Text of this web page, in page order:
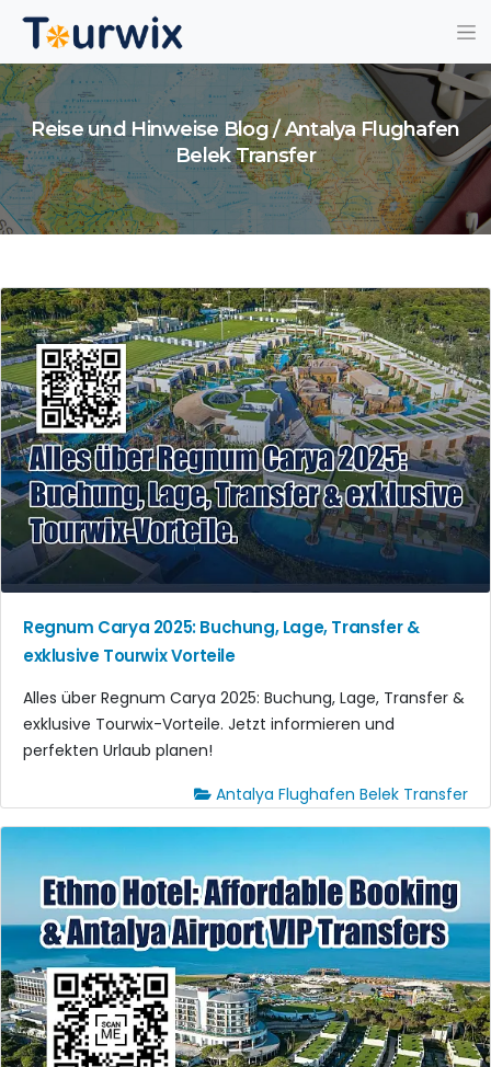
Reise und Hinweise Blog / Antalya Flughafen
Belek Transfer
Regnum Carya 2025: Buchung, Lage, Transfer &
exklusive Tourwix Vorteile
Alles über Regnum Carya 2025: Buchung, Lage, Transfer &
exklusive Tourwix-Vorteile. Jetzt informieren und
perfekten Urlaub planen!
Antalya Flughafen Belek Transfer